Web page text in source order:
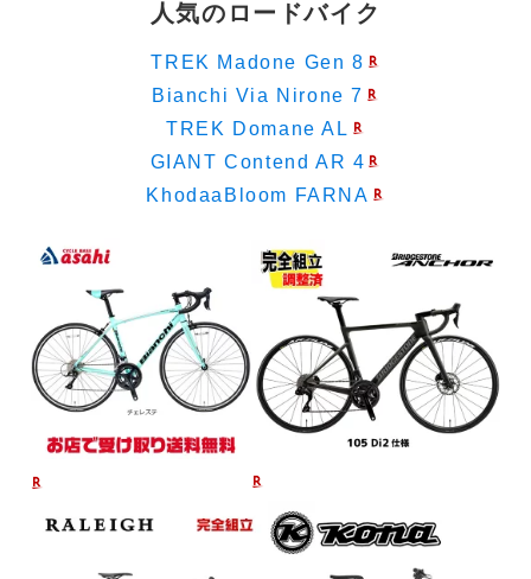
人気のロードバイク
TREK Madone Gen 8
Bianchi Via Nirone 7
TREK Domane AL
GIANT Contend AR 4
KhodaaBloom FARNA